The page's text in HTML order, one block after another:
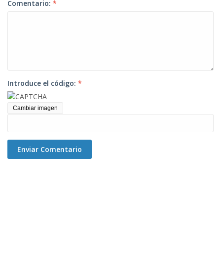
Comentario: *
Introduce el código: *
Cambiar imagen
Enviar Comentario